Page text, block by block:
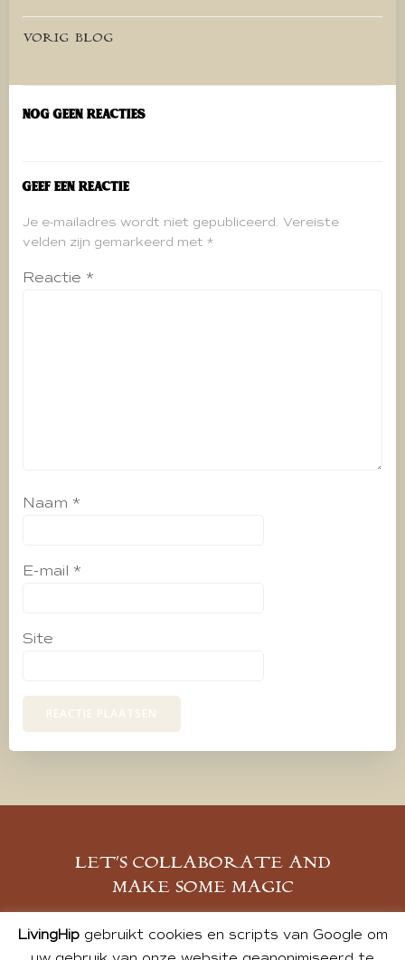
Bericht
navigatie
VORIG BLOG
Nog geen reacties
Geef een reactie
Je e-mailadres wordt niet gepubliceerd. Vereiste
velden zijn gemarkeerd met *
Reactie *
Naam *
E-mail *
Site
LET’S COLLABORATE AND
MAKE SOME MAGIC
MELD JE AAN
LivingHipgebruikt cookies en scripts van Google om